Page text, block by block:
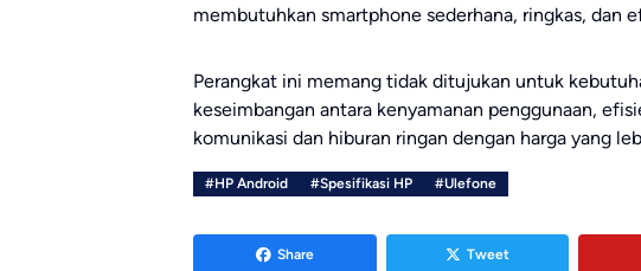
membutuhkan smartphone sederhana, ringkas, dan
Perangkat ini memang tidak ditujukan untuk
keseimbangan antara kenyamanan penggunaan,
komunikasi dan hiburan ringan dengan harga yang
#HP Android #Spesifikasi HP #Ulefone
Share Tweet